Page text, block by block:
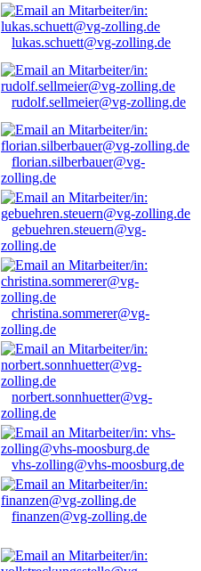
lukas.schuett@vg-zolling.de
rudolf.sellmeier@vg-zolling.de
florian.silberbauer@vg-
zolling.de
gebuehren.steuern@vg-
zolling.de
christina.sommerer@vg-
zolling.de
norbert.sonnhuetter@vg-
zolling.de
vhs-zolling@vhs-moosburg.de
finanzen@vg-zolling.de